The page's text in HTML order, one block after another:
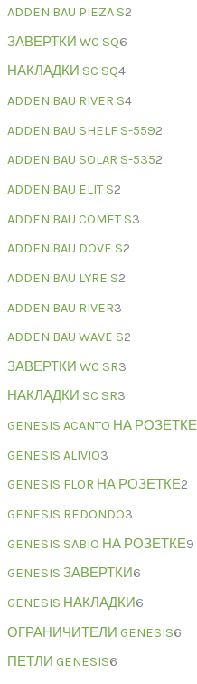
ADDEN BAU PIEZA S2
ЗАВЕРТКИ WC SQ6
НАКЛАДКИ SC SQ4
ADDEN BAU RIVER S4
ADDEN BAU SHELF S-5592
ADDEN BAU SOLAR S-5352
ADDEN BAU ELIT S2
ADDEN BAU COMET S3
ADDEN BAU DOVE S2
ADDEN BAU LYRE S2
ADDEN BAU RIVER3
ADDEN BAU WAVE S2
ЗАВЕРТКИ WC SR3
НАКЛАДКИ SC SR3
GENESIS ACANTO НА РОЗЕТКЕ
GENESIS ALIVIO3
GENESIS FLOR НА РОЗЕТКЕ2
GENESIS REDONDO3
GENESIS SABIO НА РОЗЕТКЕ9
GENESIS ЗАВЕРТКИ6
GENESIS НАКЛАДКИ6
ОГРАНИЧИТЕЛИ GENESIS6
ПЕТЛИ GENESIS6